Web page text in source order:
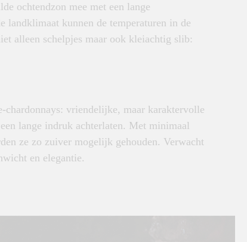
ochtendzon mee met een lange
landklimaat kunnen de temperaturen in de
alleen schelpjes maar ook kleiachtig slib:
vriendelijke, maar karaktervolle
lange indruk achterlaten. Met minimaal
ze zo zuiver mogelijk gehouden. Verwacht
en elegantie.